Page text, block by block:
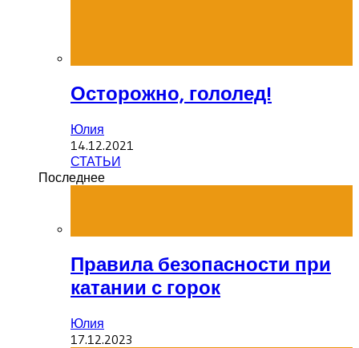
Осторожно, гололед!
Юлия
14.12.2021
СТАТЬИ
Последнее
Правила безопасности при
катании с горок
Юлия
17.12.2023